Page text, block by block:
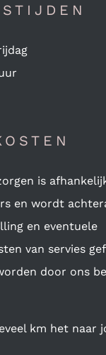
is
en wordt
en eventuele
van servies
door ons
km het naar